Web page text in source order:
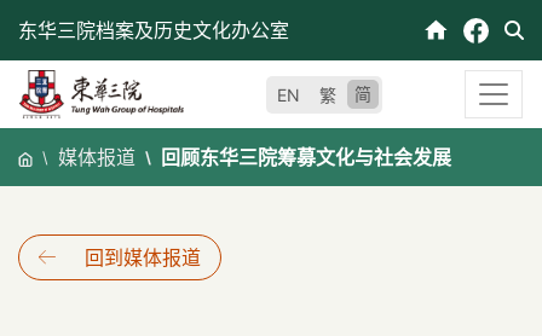
东华三院档案及历史文化办公室
EN 繁 简
媒体报道 回顾东华三院筹募文化与社会发展
回到媒体报道